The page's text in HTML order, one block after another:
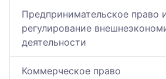
Предпринимательское право
регулирование
деятельности
Коммерческое право